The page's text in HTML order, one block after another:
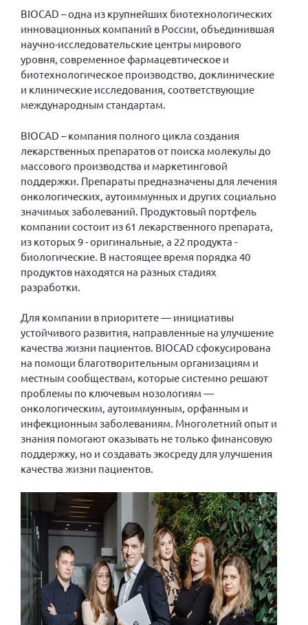
Вице-президент Шишлянников Ф.В.
Информационная служба
Отдел международных отношений
Вице-президент Черненко Д.Е.
Вице-президент Валюх М.В.
Вице-президент Цикорин И.В.
Вице-президент Груба Л.В.
Главный бухгалтер Жаворонкова Г.М.
Конференция ОООИБРС 2026
Конференция ОООИБРС 2025
Экспертный совет ОООИБРС 2025
Конференция ОООИБРС 2024
Конференция ОООИБРС 2022
Конференция ОООИБРС 2021
Конференция ВСЭ 2021
Конференция ОООИБРС 2020
Документы съездов
Первый съезд
Второй съезд
Третий съезд
Четвертый съезд
Пятый съезд
Шестой съезд
ОФ «Фонд содействия больным рассеянным
склерозом»
Новости: Казахстан
BIOCAD – одна из крупнейших биотехнологических
инновационных компаний в России, объединившая
научно-исследовательские центры мирового
уровня, современное фармацевтическое и
биотехнологическое производство, доклинические
и клинические исследования, соответствующие
международным стандартам.
BIOCAD – компания полного цикла создания
лекарственных препаратов от поиска молекулы до
массового производства и маркетинговой
поддержки. Препараты предназначены для лечения
онкологических, аутоиммунных и других социально
значимых заболеваний. Продуктовый портфель
компании состоит из 61 лекарственного препарата,
из которых 9 - оригинальные, а 22 продукта -
биологические. В настоящее время порядка 40
продуктов находятся на разных стадиях
разработки.
Для компании в приоритете — инициативы
устойчивого развития, направленные на улучшение
качества жизни пациентов. BIOCAD сфокусирована
на помощи благотворительным организациям и
местным сообществам, которые системно решают
проблемы по ключевым нозологиям ―
онкологическим, аутоиммунным, орфанным и
инфекционным заболеваниям. Многолетний опыт и
знания помогают оказывать не только финансовую
поддержку, но и создавать экосреду для улучшения
качества жизни пациентов.